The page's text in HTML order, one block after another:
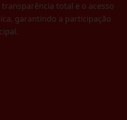
total e o acesso
garantindo a participação